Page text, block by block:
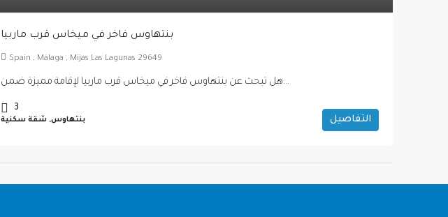
بنتهاوس فاخر في ميخاس قرب ماربيا
Spain , Málaga , Mijas Las Lagunas 29649
هل تبحث عن بنتهاوس فاخر في ميخاس قرب ماربيا لإقامة مميزة ضمن...
3
بنتهاوس, شقة سكنية التفاصيل